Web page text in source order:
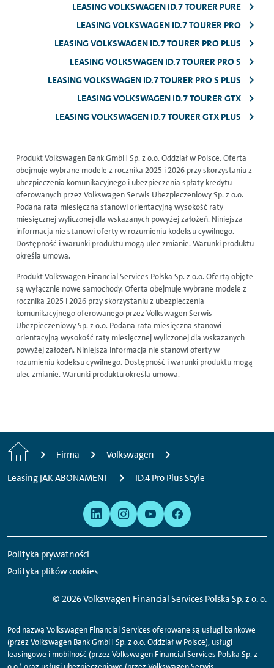
LEASING VOLKSWAGEN ID.7 TOURER PURE
LEASING VOLKSWAGEN ID.7 TOURER PRO
LEASING VOLKSWAGEN ID.7 TOURER PRO PLUS
LEASING VOLKSWAGEN ID.7 TOURER PRO S
LEASING VOLKSWAGEN ID.7 TOURER PRO S PLUS
LEASING VOLKSWAGEN ID.7 TOURER GTX
LEASING VOLKSWAGEN ID.7 TOURER GTX PLUS
Produkt Volkswagen Bank GmbH Sp. z o.o. Oddział w Polsce. Oferta
obejmuje wybrane modele z rocznika 2025 i 2026 przy skorzystaniu z
ubezpieczenia komunikacyjnego i ubezpieczenia spłaty kredytu
oferowanych przez Volkswagen Serwis Ubezpieczeniowy Sp. z o.o.
Podana rata miesięczna stanowi orientacyjną wysokość raty
miesięcznej wyliczonej dla wskazanych powyżej założeń. Niniejsza
informacja nie stanowi oferty w rozumieniu kodeksu cywilnego.
Dostępność i warunki produktu mogą ulec zmianie. Warunki produktu
określa umowa.
Produkt Volkswagen Financial Services Polska Sp. z o.o. Ofertą objęte
są wyłącznie nowe samochody. Oferta obejmuje wybrane modele z
rocznika 2025 i 2026 przy skorzystaniu z ubezpieczenia
komunikacyjnego oferowanego przez Volkswagen Serwis
Ubezpieczeniowy Sp. z o.o. Podana rata miesięczna stanowi
orientacyjną wysokość raty miesięcznej wyliczonej dla wskazanych
powyżej założeń. Niniejsza informacja nie stanowi oferty w
rozumieniu kodeksu cywilnego. Dostępność i warunki produktu mogą
ulec zmianie. Warunki produktu określa umowa.
m
Firma
Volkswagen
Leasing JAK ABONAMENT
ID.4 Pro Plus Style
prywatność
Polityka prywatności
Polityka plików cookies
w
następujących
mediach
© 2026 Volkswagen Financial Services Polska Sp. z o. o.
Pod nazwą Volkswagen Financial Services oferowane są usługi bankowe
(przez Volkswagen Bank GmbH Sp. z o.o. Oddział w Polsce), usługi
leasingowe i mobilność (przez Volkswagen Financial Services Polska Sp. z